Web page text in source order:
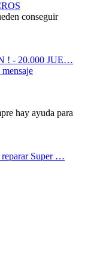
conseguir
! - 20.000 JUE…
hay ayuda para
reparar Super …